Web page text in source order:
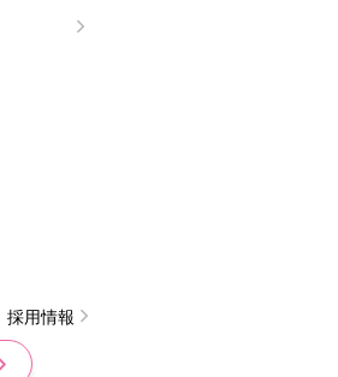
採用情報